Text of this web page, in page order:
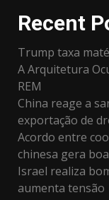
Recent
Trump taxa
A Arquitetura
REM
China reage a
exportação de
Acordo entre
chinesa gera
Israel realiza
aumenta tensão